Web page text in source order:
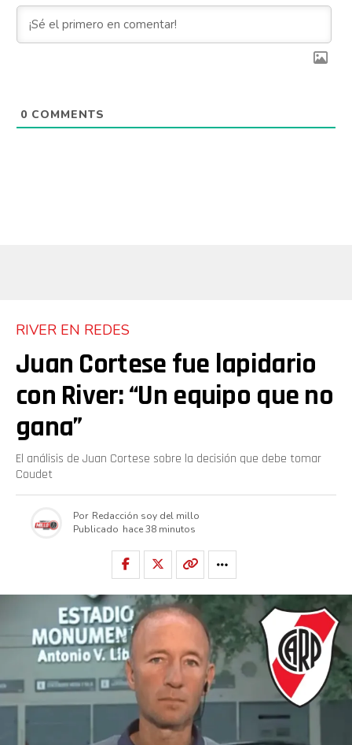
0 COMMENTS
RIVER EN REDES
Juan Cortese fue lapidario
con River: “Un equipo que no
gana”
El análisis de Juan Cortese sobre la decisión que debe tomar
Coudet
Por Redacción soy del millo
Publicado hace 38 minutos
Flipboard
Reddit
Whatsapp
Email